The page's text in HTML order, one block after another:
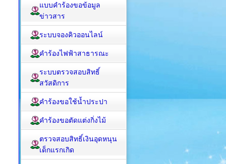
แบบคำร้องขอข้อมูล
ข่าวสาร
ระบบจองคิวออนไลน์
คำร้องไฟฟ้าสาธารณะ
ระบบตรวจสอบสิทธิ์
สวัสดิการ
คำร้องขอใช้น้ำประปา
คำร้องขอตัดแต่งกิ่งไม้
ตรวจสอบสิทธิ์เงินอุดหนุน
เด็กแรกเกิด